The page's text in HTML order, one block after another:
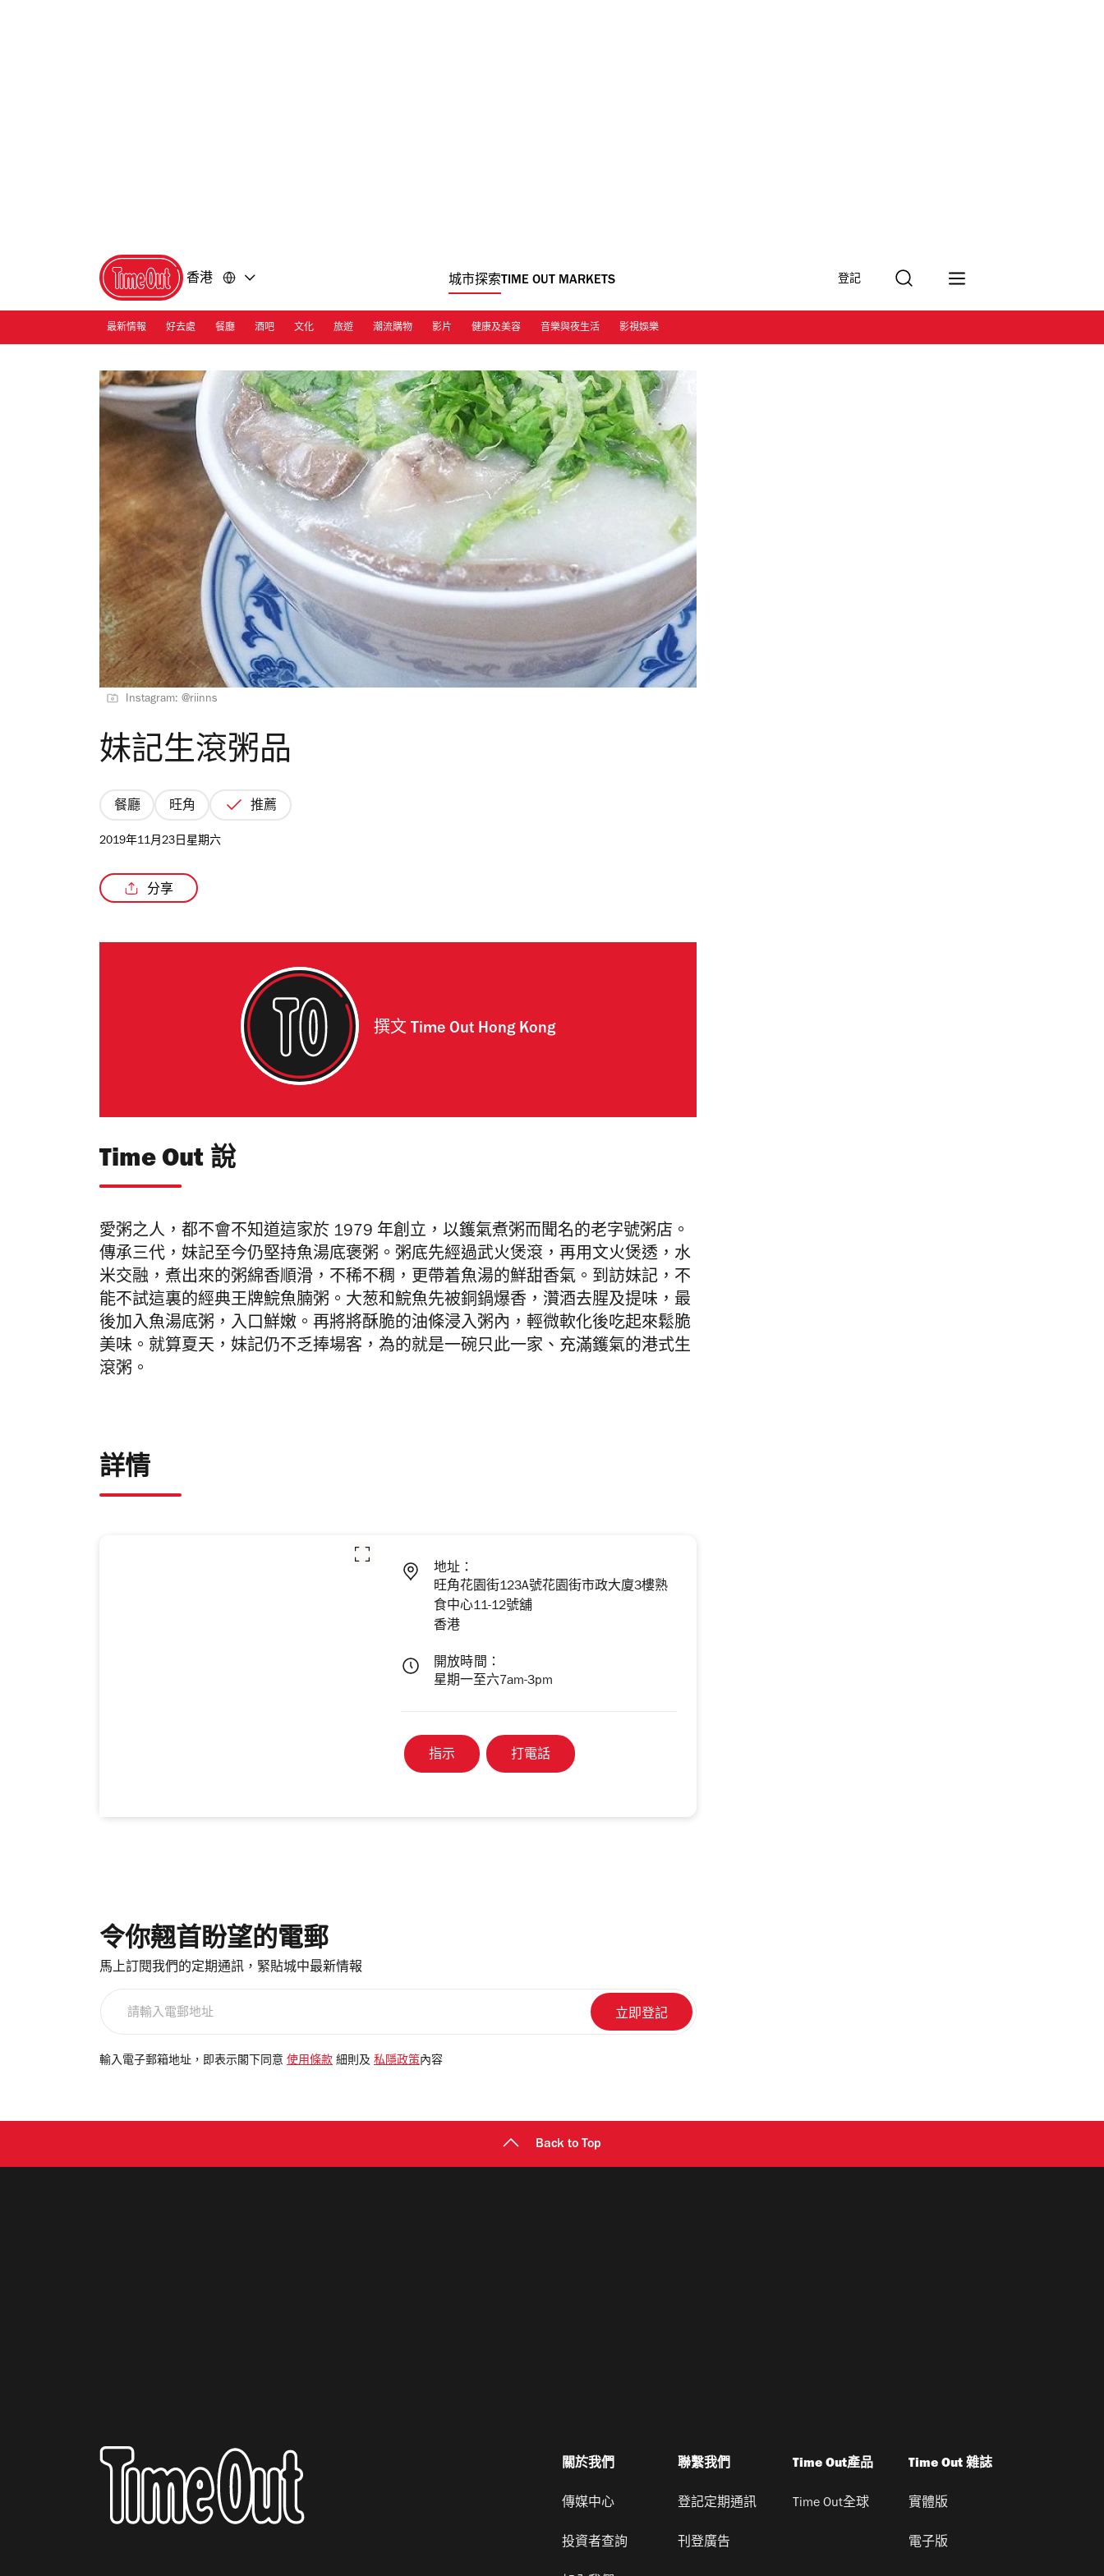
香港 城市探索TIME OUT MARKETS 登記
最新情報 好去處 餐廳 酒吧 文化 旅遊 潮流購物 影片 健康及美容 音樂與夜生活 影視娛樂
Instagram: @riinns
妹記生滾粥品
餐廳 旺角 推薦
2019年11月23日星期六
分享
撰文 Time Out Hong Kong
Time Out 說
愛粥之人，都不會不知道這家於 1979 年創立，以鑊氣煮粥而聞名的老字號粥店。
傳承三代，妹記至今仍堅持魚湯底褒粥。粥底先經過武火煲滾，再用文火煲透，水
米交融，煮出來的粥綿香順滑，不稀不稠，更帶着魚湯的鮮甜香氣。到訪妹記， 不
能不試這裏的經典王牌鯇魚腩粥。 大葱和鯇魚先被銅鍋爆香，灒酒去腥及提味，最
後加入魚湯底粥 ， 入口鮮嫩。再將將酥脆的油條浸入粥內，輕微軟化後吃起來鬆脆
美味。就算夏天，妹記仍不乏捧場客，為的就是一碗只此一家、充滿鑊氣的港式生
滾粥。
詳情
地址：
旺角花園街123A號花園街市政大廈3樓熟
食中心11-12號舖
香港
開放時間：
星期一至六7am-3pm
指示 打電話
令你翹首盼望的電郵
馬上訂閱我們的定期通訊，緊貼城中最新情報
電
輸入電子郵箱地址，即表示閣下同意 使用條款 細則及 私隱政策 內容
Back to Top
關於我們
傳媒中心
投資者查詢
聯繫我們
登記定期通訊
刊登廣告
Time Out產品
Time Out全球
Time Out 雜誌
實體版
電子版